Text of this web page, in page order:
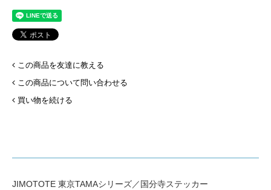
この商品を友達に教える
この商品について問い合わせる
買い物を続ける
JIMOTOTE 東京TAMAシリーズ／国分寺ステッカー